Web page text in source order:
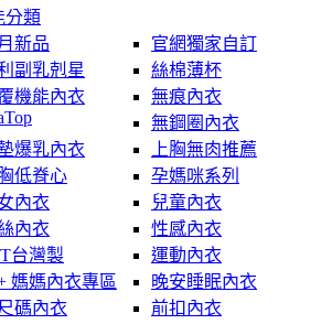
分類
新品
官網獨家自訂
副乳剋星
絲棉薄杯
機能內衣
無痕內衣
無鋼圈內衣
爆乳內衣
上胸無肉推薦
低脊心
孕媽咪系列
內衣
兒童內衣
內衣
性感內衣
台灣製
運動內衣
媽媽內衣專區
晚安睡眠內衣
碼內衣
前扣內衣